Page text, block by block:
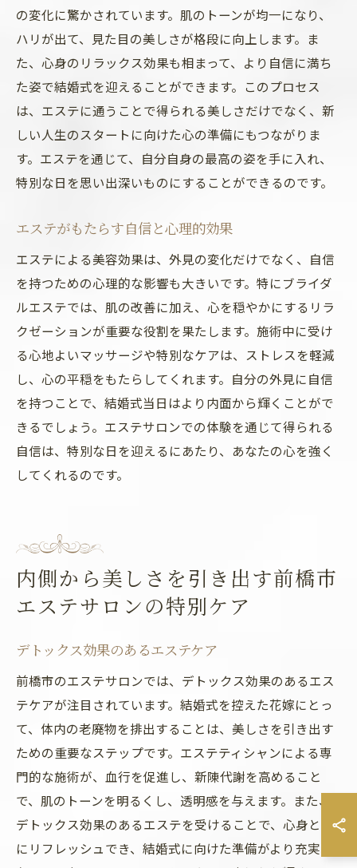
の変化に驚かされています。肌のトーンが均一になり、
ハリが出て、見た目の美しさが格段に向上します。ま
た、心身のリラックス効果も相まって、より自信に満ち
た姿で結婚式を迎えることができます。このプロセス
は、エステに通うことで得られる美しさだけでなく、新
しい人生のスタートに向けた心の準備にもつながりま
す。エステを通じて、自分自身の最高の姿を手に入れ、
特別な日を思い出深いものにすることができるのです。
エステがもたらす自信と心理的効果
エステによる美容効果は、外見の変化だけでなく、自信
を持つための心理的な影響も大きいです。特にブライダ
ルエステでは、肌の改善に加え、心を穏やかにするリラ
クゼーションが重要な役割を果たします。施術中に受け
る心地よいマッサージや特別なケアは、ストレスを軽減
し、心の平穏をもたらしてくれます。自分の外見に自信
を持つことで、結婚式当日はより内面から輝くことがで
きるでしょう。エステサロンでの体験を通じて得られる
自信は、特別な日を迎えるにあたり、あなたの心を強く
してくれるのです。
内側から美しさを引き出す前橋市
エステサロンの特別ケア
デトックス効果のあるエステケア
前橋市のエステサロンでは、デトックス効果のあるエス
テケアが注目されています。結婚式を控えた花嫁にとっ
て、体内の老廃物を排出することは、美しさを引き出す
ための重要なステップです。エステティシャンによる専
門的な施術が、血行を促進し、新陳代謝を高めること
で、肌のトーンを明るくし、透明感を与えます。また、
デトックス効果のあるエステを受けることで、心身とも
にリフレッシュでき、結婚式に向けた準備がより充実し